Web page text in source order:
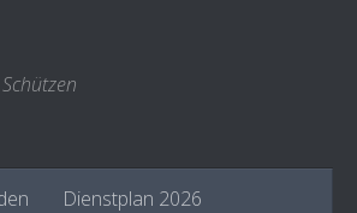
Dienstplan 2026